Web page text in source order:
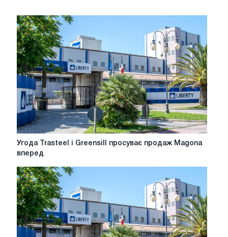
Угода
Trasteel
Greensill
просуває
продаж
Magona
вперед
Угода Trasteel і Greensill просуває продаж Magona
вперед